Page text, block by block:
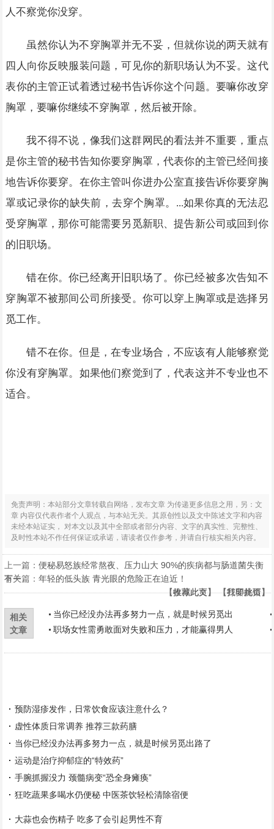
人不察觉你没穿。
虽然你认为不穿胸罩并无不妥，但就你说的两天就有
四人向你反映服装问题，可见你的新职场认为不妥。这代
表你的主管正试着透过秘书告诉你这个问题。要嘛你改穿
胸罩，要嘛你继续不穿胸罩，然后被开除。
我不得不说，像我们这群网民的看法并不重要，重点
是你主管的秘书告知你要穿胸罩，代表你的主管已经间接
地告诉你要穿。在你主管叫你进办公室直接告诉你要穿胸
罩或记录你的缺失前，去穿个胸罩。...如果你真的无法忍
受穿胸罩，那你可能需要另觅新职、提告新公司或回到你
的旧职场。
错在你。你已经离开旧职场了。你已经被多次告知不
穿胸罩不被那间公司所接受。你可以穿上胸罩或是选择另
觅工作。
错不在你。但是，在专业场合，不应该有人能够察觉
你没有穿胸罩。如果他们察觉到了，代表这并不专业也不
适合。
免责声明：本站部分文章转载自网络，发布文章 为传递更多信息之用，另：文
章 内容仅代表作者个人观点，与本站无关。其原创性以及文中陈述文字和内容
未经本站证实， 对本文以及其中全部或者部分内容、文字的真实性、完整性、
及时性本站不作任何保证或承诺，请读者仅作参考，并请自行核实相关内容。
上一篇：便秘易怒族经常熬夜、压力山大 90%的疾病都与肠道菌失衡
有关
下一篇：年轻的低头族 青光眼的危险正在迫近！
【收藏此页】 【打印此页】
【推荐此文】 【我要挑错】
相关
文章
当你已经没办法再多努力一点，就是时候另觅出
职场女性需勇敢面对失败和压力，才能赢得男人
预防湿疹发作，日常饮食应该注意什么？
虚性体质日常调养 推荐三款药膳
当你已经没办法再多努力一点，就是时候另觅出路了
运动是治疗抑郁症的“特效药”
手腕抓握没力 颈髓病变“恐全身瘫痪”
狂吃蔬果多喝水仍便秘 中医茶饮轻松清除宿便
大蒜也会伤精子 吃多了会引起男性不育